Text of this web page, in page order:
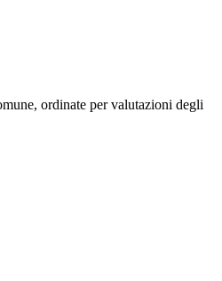
ordinate per valutazioni degli